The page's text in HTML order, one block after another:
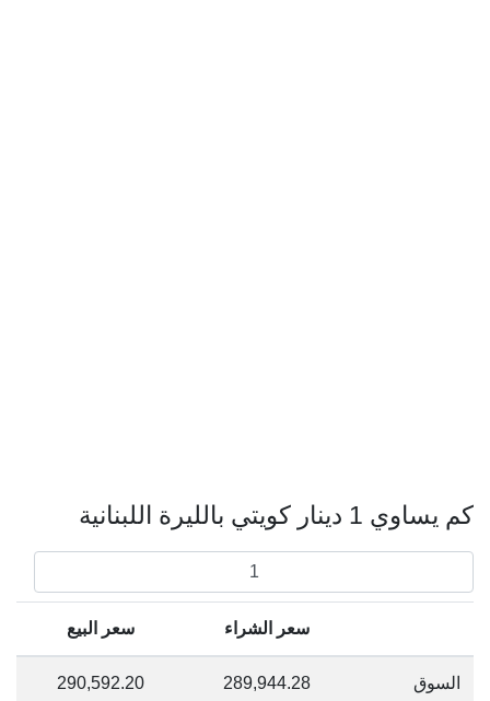
كم يساوي 1 دينار كويتي بالليرة اللبنانية
سعر الشراء سعر البيع
السوق 289,944.28
290,592.20